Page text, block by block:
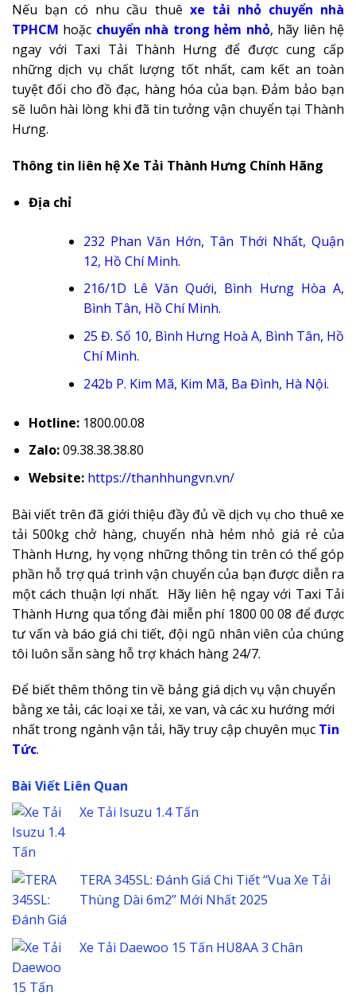
Nếu bạn có nhu cầu thuê xe tải nhỏ chuyển nhà
TPHCM hoặc chuyển nhà trong hẻm nhỏ, hãy liên hệ
ngay với Taxi Tải Thành Hưng để được cung cấp
những dịch vụ chất lượng tốt nhất, cam kết an toàn
tuyệt đối cho đồ đạc, hàng hóa của bạn. Đảm bảo bạn
sẽ luôn hài lòng khi đã tin tưởng vận chuyển tại Thành
Hưng.
Thông tin liên hệ Xe Tải Thành Hưng Chính Hãng
Địa chỉ
232 Phan Văn Hớn, Tân Thới Nhất, Quận
12, Hồ Chí Minh.
216/1D Lê Văn Quới, Bình Hưng Hòa A,
Bình Tân, Hồ Chí Minh.
25 Đ. Số 10, Bình Hưng Hoà A, Bình Tân, Hồ
Chí Minh.
242b P. Kim Mã, Kim Mã, Ba Đình, Hà Nội.
Hotline:1800.00.08
Zalo:09.38.38.38.80
Website: https://thanhhungvn.vn/
Bài viết trên đã giới thiệu đầy đủ về dịch vụ cho thuê xe
tải 500kg chở hàng, chuyển nhà hẻm nhỏ giá rẻ của
Thành Hưng, hy vọng những thông tin trên có thể góp
phần hỗ trợ quá trình vận chuyển của bạn được diễn ra
một cách thuận lợi nhất. Hãy liên hệ ngay với Taxi Tải
Thành Hưng qua tổng đài miễn phí 1800 00 08 để được
tư vấn và báo giá chi tiết, đội ngũ nhân viên của chúng
tôi luôn sẵn sàng hỗ trợ khách hàng 24/7.
Để biết thêm thông tin về bảng giá dịch vụ vận chuyển
bằng xe tải, các loại xe tải, xe van, và các xu hướng mới
nhất trong ngành vận tải, hãy truy cập chuyên mục Tin
Tức.
Bài Viết Liên Quan
Xe Tải Isuzu 1.4 Tấn
TERA 345SL: Đánh Giá Chi Tiết “Vua Xe Tải
Thùng Dài 6m2” Mới Nhất 2025
Xe Tải Daewoo 15 Tấn HU8AA 3 Chân